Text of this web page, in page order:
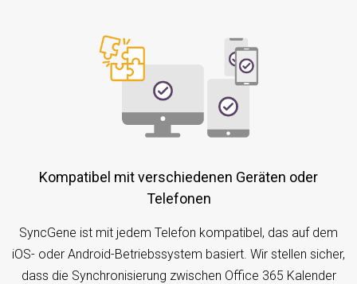
Kompatibel mit verschiedenen Geräten oder
Telefonen
SyncGene ist mit jedem Telefon kompatibel, das auf dem
iOS- oder Android-Betriebssystem basiert. Wir stellen sicher,
dass die Synchronisierung zwischen Office 365 Kalender